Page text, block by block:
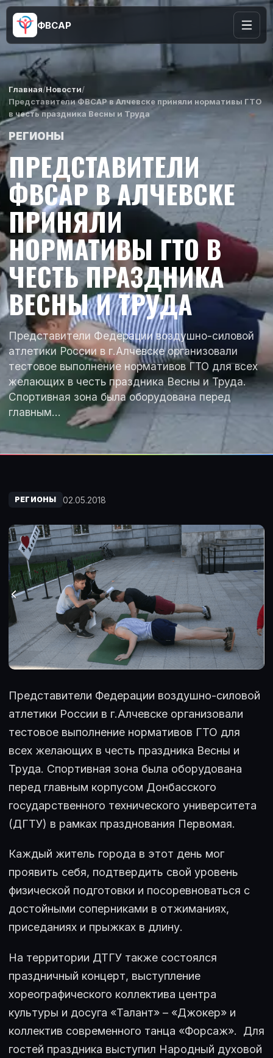
ФВСАР
Главная/Новости/
Представители ФВСАР в Алчевске приняли нормативы ГТО
в честь праздника Весны и Труда
РЕГИОНЫ
ПРЕДСТАВИТЕЛИ
ФВСАР В АЛЧЕВСКЕ
ПРИНЯЛИ
НОРМАТИВЫ ГТО В
ЧЕСТЬ ПРАЗДНИКА
ВЕСНЫ И ТРУДА
Представители Федерации воздушно-силовой
атлетики России в г.Алчевске организовали
тестовое выполнение нормативов ГТО для всех
желающих в честь праздника Весны и Труда.
Спортивная зона была оборудована перед
главным…
РЕГИОНЫ 02.05.2018
Представители Федерации воздушно-силовой
атлетики России в г.Алчевске организовали
тестовое выполнение нормативов ГТО для
всех желающих в честь праздника Весны и
Труда. Спортивная зона была оборудована
перед главным корпусом Донбасского
государственного технического университета
(ДГТУ) в рамках празднования Первомая.
Каждый житель города в этот день мог
проявить себя, подтвердить свой уровень
физической подготовки и посоревноваться с
достойными соперниками в отжиманиях,
приседаниях и прыжках в длину.
На территории ДТГУ также состоялся
праздничный концерт, выступление
хореографического коллектива центра
культуры и досуга «Талант» – «Джокер» и
коллектив современного танца «Форсаж». Для
гостей праздника выступил Народный духовой